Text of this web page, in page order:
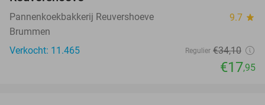
Pannenkoekbakkerij Reuvershoeve 9.7 star
Brummen
Verkocht: 11.465
Regulier €34,10
€17,95